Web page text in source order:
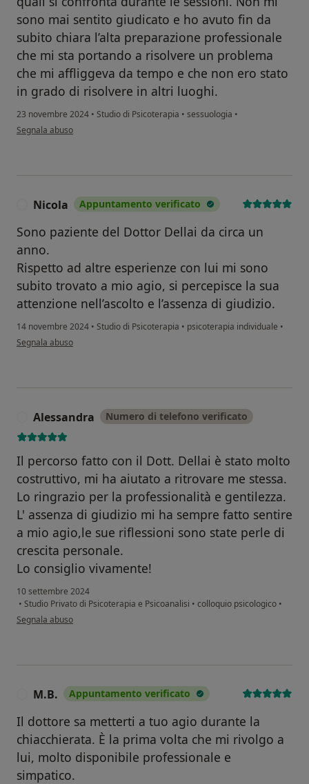
sono mai sentito giudicato e ho avuto fin da
subito chiara l’alta preparazione professionale
che mi sta portando a risolvere un problema
che mi affliggeva da tempo e che non ero stato
in grado di risolvere in altri luoghi.
23 novembre 2024 • Studio di Psicoterapia • sessuologia •
secondo l'opinione dell'utente Simone
Segnala abuso
Nicola Appuntamento verificato
Sono paziente del Dottor Dellai da circa un
anno.
Rispetto ad altre esperienze con lui mi sono
subito trovato a mio agio, si percepisce la sua
attenzione nell’ascolto e l’assenza di giudizio.
14 novembre 2024 • Studio di Psicoterapia • psicoterapia individuale •
secondo l'opinione dell'utente Nicola
Segnala abuso
Alessandra Numero di telefono verificato
Il percorso fatto con il Dott. Dellai è stato molto
costruttivo, mi ha aiutato a ritrovare me stessa.
Lo ringrazio per la professionalità e gentilezza.
L' assenza di giudizio mi ha sempre fatto sentire
a mio agio,le sue riflessioni sono state perle di
crescita personale.
Lo consiglio vivamente!
10 settembre 2024
• Studio Privato di Psicoterapia e Psicoanalisi • colloquio psicologico •
secondo l'opinione dell'utente Alessandra
Segnala abuso
M.B. Appuntamento verificato
Il dottore sa metterti a tuo agio durante la
chiacchierata. È la prima volta che mi rivolgo a
lui, molto disponibile professionale e
simpatico.